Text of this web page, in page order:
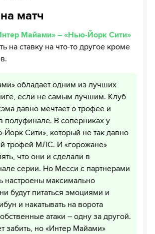
матч
Майами» – «Нью-Йорк Сити»
на ставку на что-то другое кроме
обладает одним из лучших
если не самым лучшим. Клуб
давно мечтает о трофее и
полуфинале. В соперниках у
Йорк Сити», который не так давно
трофей МЛС. И «горожане»
что они и сделали в
серии. Но Месси с партнерами
настроены максимально
будут питаться эмоциями и
и накатывать на ворота
атаки – одну за другой.
забить, но «Интер Майами»